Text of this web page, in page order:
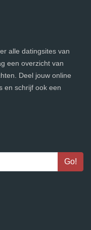
alle datingsites van
een overzicht van
Deel jouw online
en schrijf ook een